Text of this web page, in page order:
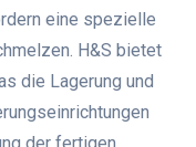
eine spezielle
H&S bietet
die Lagerung und